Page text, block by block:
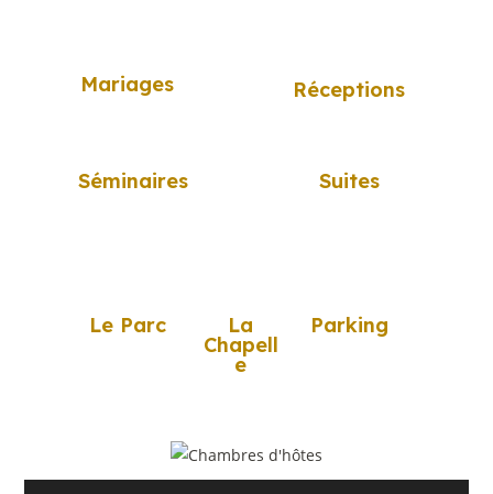
Mariages Réceptions
Séminaires Suites
Le Parc La
Chapell
e
Parking